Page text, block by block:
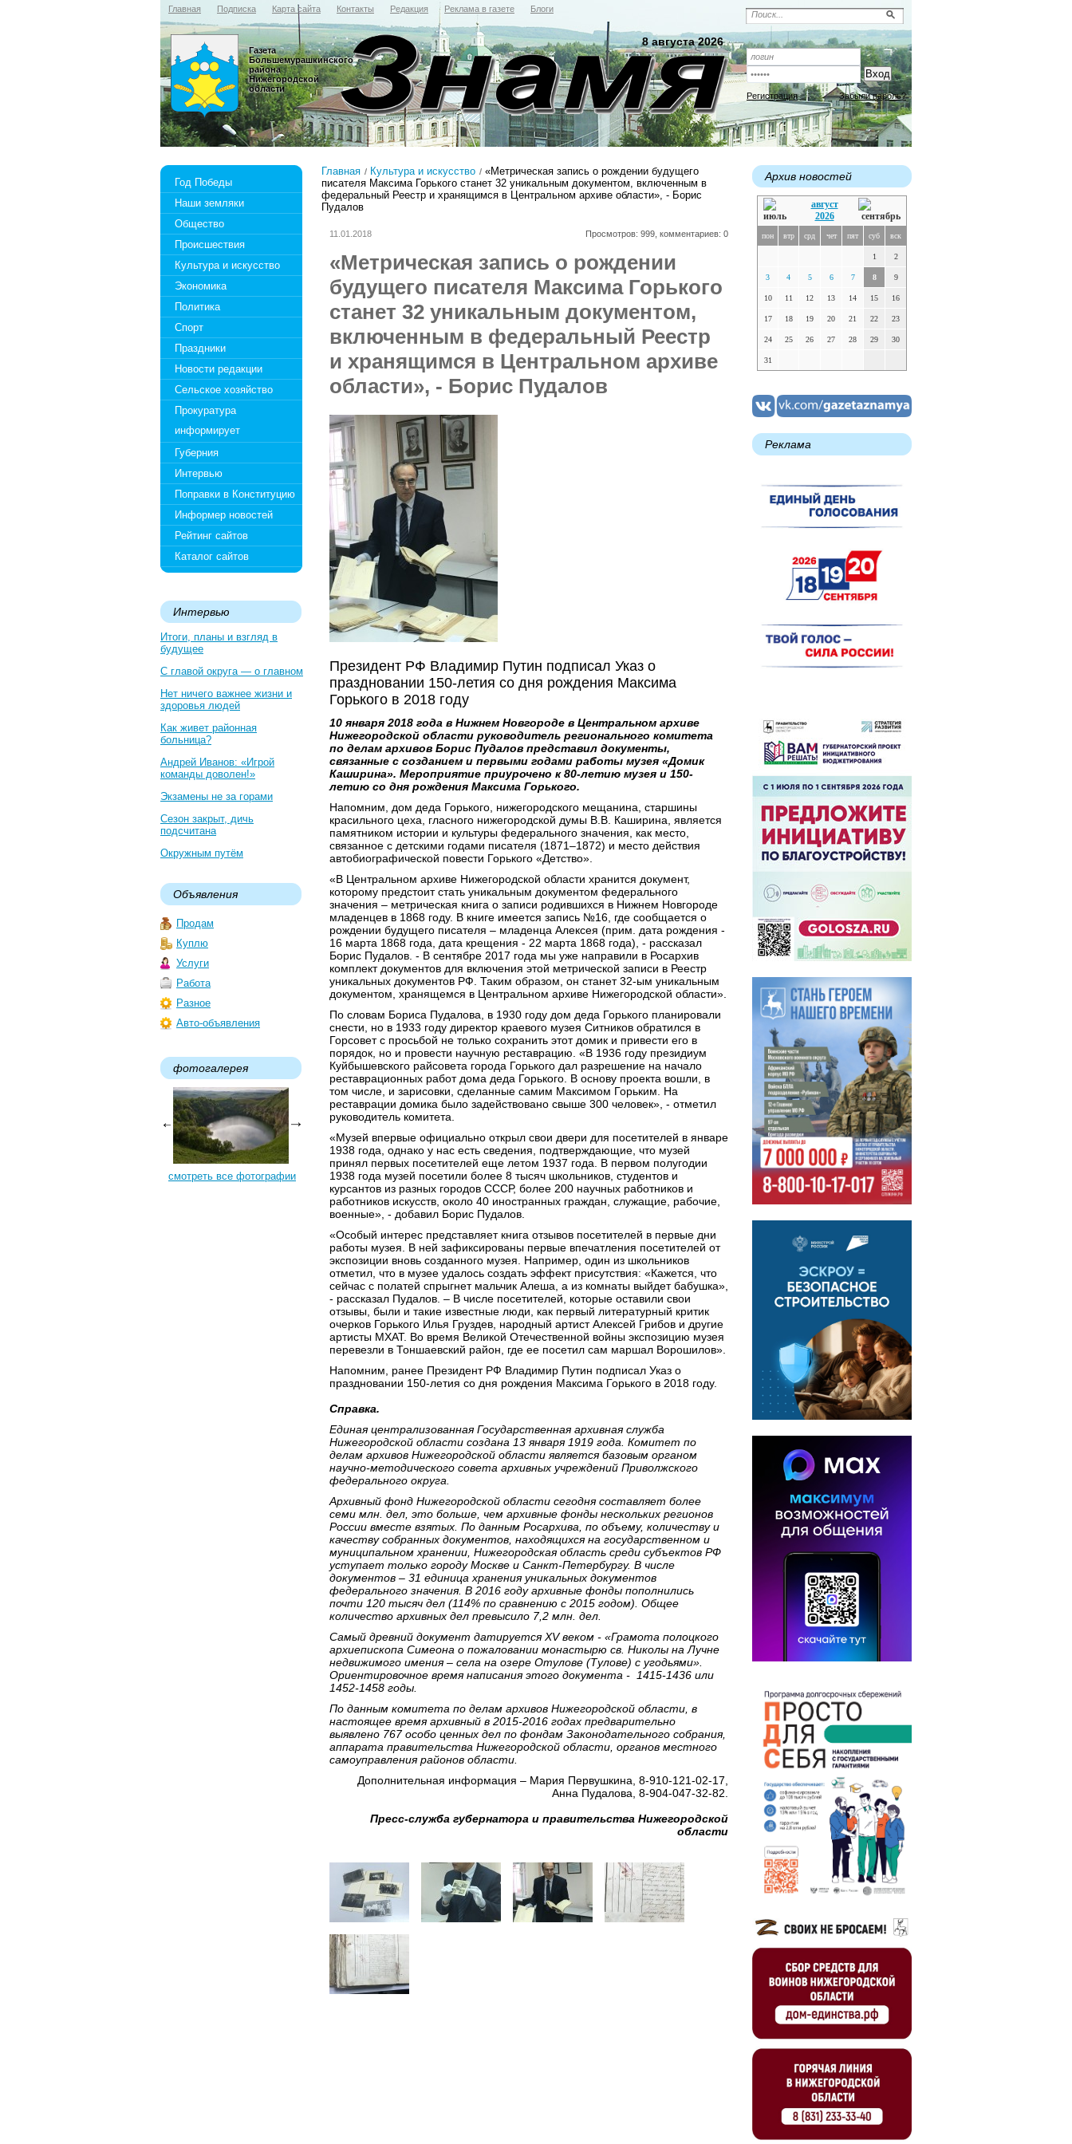
Главная Подписка Карта сайта Контакты Редакция Реклама в газете Блоги
Регистрация Забыли пароль?
8 августа 2026
Газета
Большемурашкинского
района
Нижегородской
области
Год Победы
Наши земляки
Общество
Происшествия
Культура и искусство
Экономика
Политика
Спорт
Праздники
Новости редакции
Сельское хозяйство
Прокуратура
информирует
Губерния
Интервью
Поправки в Конституцию
Информер новостей
Рейтинг сайтов
Каталог сайтов
Интервью
Итоги, планы и взгляд в
будущее
С главой округа — о главном
Нет ничего важнее жизни и
здоровья людей
Как живет районная
больница?
Андрей Иванов: «Игрой
команды доволен!»
Экзамены не за горами
Сезон закрыт, дичь
подсчитана
Окружным путём
Объявления
Продам
Куплю
Услуги
Работа
Разное
Авто-объявления
фотогалерея
смотреть все фотографии
Главная Культура и искусство
«Метрическая запись о рождении будущего
писателя Максима Горького станет 32 уникальным документом, включенным в
федеральный Реестр и хранящимся в Центральном архиве области», - Борис
Пудалов
11.01.2018 Просмотров: 999, комментариев: 0
«Метрическая запись о рождении
будущего писателя Максима Горького
станет 32 уникальным документом,
включенным в федеральный Реестр
и хранящимся в Центральном архиве
области», - Борис Пудалов
Президент РФ Владимир Путин подписал Указ о
праздновании 150-летия со дня рождения Максима
Горького в 2018 году
10 января 2018 года в Нижнем Новгороде в Центральном архиве
Нижегородской области руководитель регионального комитета
по делам архивов Борис Пудалов представил документы,
связанные с созданием и первыми годами работы музея «Домик
Каширина». Мероприятие приурочено к 80-летию музея и 150-
летию со дня рождения Максима Горького.
Напомним, дом деда Горького, нижегородского мещанина, старшины
красильного цеха, гласного нижегородской думы В.В. Каширина, является
памятником истории и культуры федерального значения, как место,
связанное с детскими годами писателя (1871–1872) и место действия
автобиографической повести Горького «Детство».
«В Центральном архиве Нижегородской области хранится документ,
которому предстоит стать уникальным документом федерального
значения – метрическая книга о записи родившихся в Нижнем Новгороде
младенцев в 1868 году. В книге имеется запись №16, где сообщается о
рождении будущего писателя – младенца Алексея (прим. дата рождения -
16 марта 1868 года, дата крещения - 22 марта 1868 года), - рассказал
Борис Пудалов. - В сентябре 2017 года мы уже направили в Росархив
комплект документов для включения этой метрической записи в Реестр
уникальных документов РФ. Таким образом, он станет 32-ым уникальным
документом, хранящемся в Центральном архиве Нижегородской области».
По словам Бориса Пудалова, в 1930 году дом деда Горького планировали
снести, но в 1933 году директор краевого музея Ситников обратился в
Горсовет с просьбой не только сохранить этот домик и привести его в
порядок, но и провести научную реставрацию. «В 1936 году президиум
Куйбышевского райсовета города Горького дал разрешение на начало
реставрационных работ дома деда Горького. В основу проекта вошли, в
том числе, и зарисовки, сделанные самим Максимом Горьким. На
реставрации домика было задействовано свыше 300 человек», - отметил
руководитель комитета.
«Музей впервые официально открыл свои двери для посетителей в январе
1938 года, однако у нас есть сведения, подтверждающие, что музей
принял первых посетителей еще летом 1937 года. В первом полугодии
1938 года музей посетили более 8 тысяч школьников, студентов и
курсантов из разных городов СССР, более 200 научных работников и
работников искусств, около 40 иностранных граждан, служащие, рабочие,
военные», - добавил Борис Пудалов.
«Особый интерес представляет книга отзывов посетителей в первые дни
работы музея. В ней зафиксированы первые впечатления посетителей от
экспозиции вновь созданного музея. Например, один из школьников
отметил, что в музее удалось создать эффект присутствия: «Кажется, что
сейчас с полатей спрыгнет мальчик Алеша, а из комнаты выйдет бабушка»,
- рассказал Пудалов. – В числе посетителей, которые оставили свои
отзывы, были и такие известные люди, как первый литературный критик
очерков Горького Илья Груздев, народный артист Алексей Грибов и другие
артисты МХАТ. Во время Великой Отечественной войны экспозицию музея
перевезли в Тоншаевский район, где ее посетил сам маршал Ворошилов».
Напомним, ранее Президент РФ Владимир Путин подписал Указ о
праздновании 150-летия со дня рождения Максима Горького в 2018 году.
Справка.
Единая централизованная Государственная архивная служба
Нижегородской области создана 13 января 1919 года. Комитет по
делам архивов Нижегородской области является базовым органом
научно-методического совета архивных учреждений Приволжского
федерального округа.
Архивный фонд Нижегородской области сегодня составляет более
семи млн. дел, это больше, чем архивные фонды нескольких регионов
России вместе взятых. По данным Росархива, по объему, количеству и
качеству собранных документов, находящихся на государственном и
муниципальном хранении, Нижегородская область среди субъектов РФ
уступает только городу Москве и Санкт-Петербургу. В числе
документов – 31 единица хранения уникальных документов
федерального значения. В 2016 году архивные фонды пополнились
почти 120 тысяч дел (114% по сравнению с 2015 годом). Общее
количество архивных дел превысило 7,2 млн. дел.
Самый древний документ датируется XV веком - «Грамота полоцкого
архиепископа Симеона о пожаловании монастырю св. Николы на Лучне
недвижимого имения – села на озере Отулове (Тулове) с угодьями».
Ориентировочное время написания этого документа - 1415-1436 или
1452-1458 годы.
По данным комитета по делам архивов Нижегородской области, в
настоящее время архивный в 2015-2016 годах предварительно
выявлено 767 особо ценных дел по фондам Законодательного собрания,
аппарата правительства Нижегородской области, органов местного
самоуправления районов области.
Дополнительная информация – Мария Первушкина, 8-910-121-02-17,
Анна Пудалова, 8-904-047-32-82.
Пресс-служба губернатора и правительства Нижегородской
области
Архив новостей
август
2026
пон втр срд чет пят суб вск
1 2
3 4 5 6 7 8 9
10 11 12 13 14 15 16
17 18 19 20 21 22 23
24 25 26 27 28 29 30
31
Реклама